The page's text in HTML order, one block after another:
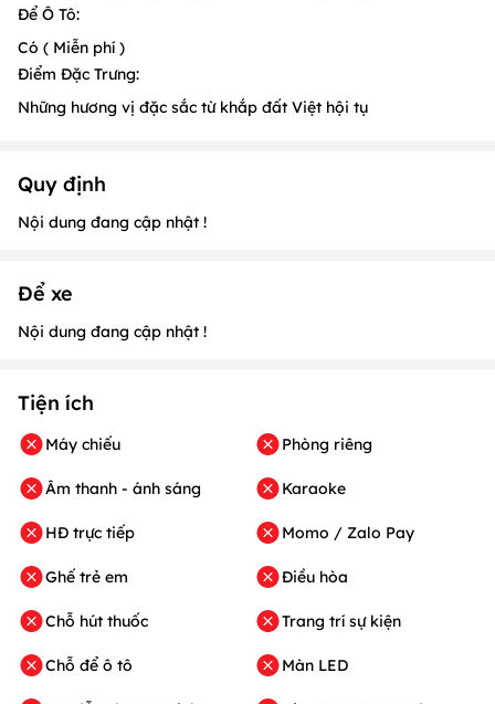
Để Ô Tô:
Có ( Miễn phí )
Điểm Đặc Trưng:
Những hương vị đặc sắc từ khắp đất Việt hội tụ
Quy định
Nội dung đang cập nhật !
Để xe
Nội dung đang cập nhật !
Tiện ích
Máy chiếu
Âm thanh - ánh sáng
HĐ trực tiếp
Ghế trẻ em
Chỗ hút thuốc
Chỗ để ô tô
Phòng riêng
Karaoke
Momo / Zalo Pay
Điều hòa
Trang trí sự kiện
Màn LED